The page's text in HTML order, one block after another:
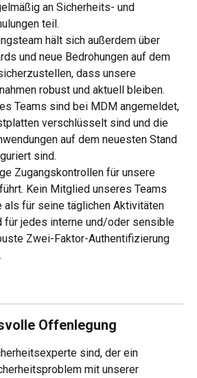
an Sicherheits- und
teil.
hält sich außerdem über
und neue Bedrohungen auf dem
dass unsere
robust und aktuell bleiben.
Teams sind bei MDM angemeldet,
verschlüsselt sind und die
auf dem neuesten Stand
sind.
Zugangskontrollen für unsere
Kein Mitglied unseres Teams
als für seine täglichen Aktivitäten
für jedes interne und/oder sensible
Zwei-Faktor-Authentifizierung
Offenlegung
sind, der ein
mit unserer